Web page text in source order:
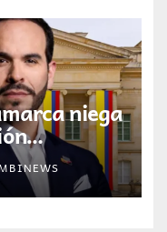
niega
de la